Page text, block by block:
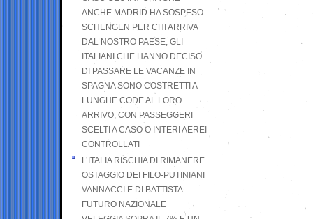
ANCHE MADRID HA SOSPESO
SCHENGEN PER CHI ARRIVA
DAL NOSTRO PAESE, GLI
ITALIANI CHE HANNO DECISO
DI PASSARE LE VACANZE IN
SPAGNA SONO COSTRETTI A
LUNGHE CODE AL LORO
ARRIVO, CON PASSEGGERI
SCELTI A CASO O INTERI AEREI
CONTROLLATI
L’ITALIA RISCHIA DI RIMANERE
OSTAGGIO DEI FILO-PUTINIANI
VANNACCI E DI BATTISTA.
FUTURO NAZIONALE